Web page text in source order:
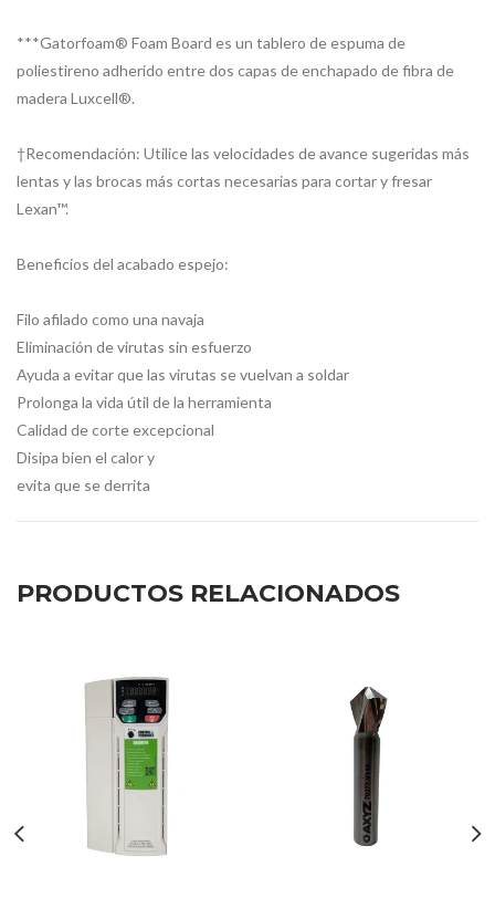
***Gatorfoam® Foam Board es un tablero de espuma de
poliestireno adherido entre dos capas de enchapado de fibra de
madera Luxcell®.
†Recomendación: Utilice las velocidades de avance sugeridas más
lentas y las brocas más cortas necesarias para cortar y fresar
Lexan™.
Beneficios del acabado espejo:
Filo afilado como una navaja
Eliminación de virutas sin esfuerzo
Ayuda a evitar que las virutas se vuelvan a soldar
Prolonga la vida útil de la herramienta
Calidad de corte excepcional
Disipa bien el calor y
evita que se derrita
PRODUCTOS RELACIONADOS